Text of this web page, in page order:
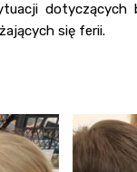
dotyczących
się ferii.